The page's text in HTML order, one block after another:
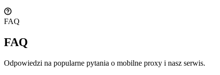
FAQ
FAQ
Odpowiedzi na popularne pytania o mobilne proxy i nasz serwis.